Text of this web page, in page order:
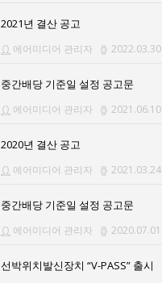
2021년 결산 공고
에어미디어 관리자 2022.03.30
중간배당 기준일 설정 공고문
에어미디어 관리자 2021.06.10
2020년 결산 공고
에어미디어 관리자 2021.03.24
중간배당 기준일 설정 공고문
에어미디어 관리자 2020.07.01
선박위치발신장치 “V-PASS” 출시